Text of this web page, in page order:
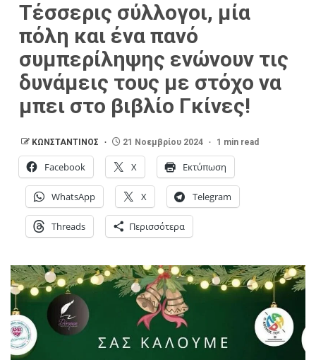
Τέσσερις σύλλογοι, μία
πόλη και ένα πανό
συμπερίληψης ενώνουν τις
δυνάμεις τους με στόχο να
μπει στο βιβλίο Γκίνες!
ΚΩΝΣΤΑΝΤΙΝΟΣ 21 Νοεμβρίου 2024 1 min read
Facebook X Εκτύπωση
WhatsApp X Telegram
Threads Περισσότερα